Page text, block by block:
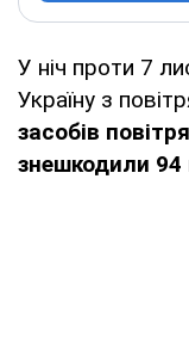
У ніч проти 7
Україну з
засобів
знешкодили 94